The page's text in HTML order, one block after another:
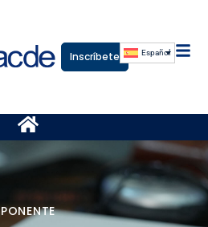
Inscríbete Español
PONENTE